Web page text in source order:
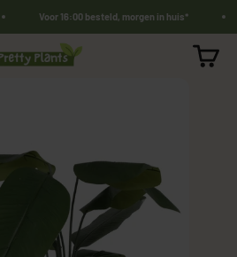
Voor 16:00 besteld, morgen in huis*
PrettyPlants.nl